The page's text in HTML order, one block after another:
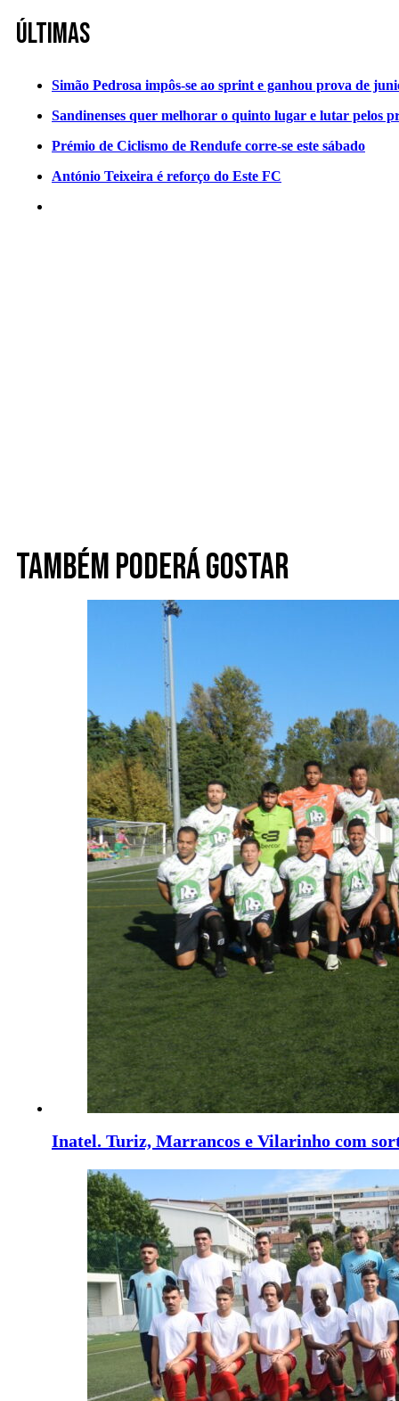
Últimas
Simão Pedrosa impôs-se ao sprint e ganhou prova de
Sandinenses quer melhorar o quinto lugar e lutar pelos
Prémio de Ciclismo de Rendufe corre-se este sábado
António Teixeira é reforço do Este FC
Também poderá gostar
Inatel. Turiz, Marrancos e Vilarinho com